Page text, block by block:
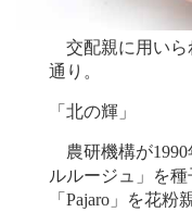
交配親に用いら
通り。
「北の輝」
農研機構が1990
ルルージュ」を
「Pajaro」を花